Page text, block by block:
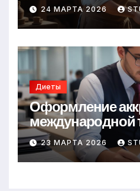
24 МАРТА 2026
Диеты
Оформление
международной
23 МАРТА 2026